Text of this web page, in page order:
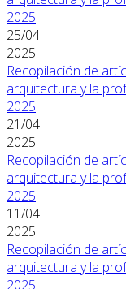
2025
25/04
2025
Recopilación de
arquitectura y la
2025
21/04
2025
Recopilación de
arquitectura y la
2025
11/04
2025
Recopilación de
arquitectura y la
2025